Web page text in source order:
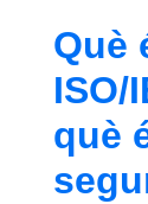
Què
ISO/
què